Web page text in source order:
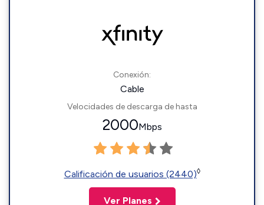
Conexión:
Cable
Velocidades de descarga de hasta
2000Mbps
Calificación de usuarios (2440)◊
Ver Planes